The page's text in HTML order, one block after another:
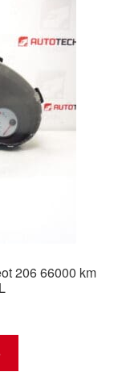
206 66000 km